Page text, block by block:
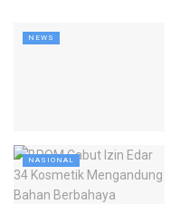
NEWS
NASIONAL